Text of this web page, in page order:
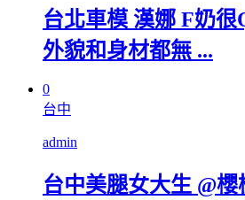
台北車模 漢娜 F奶很
外貌和身材都無 ...
0
台中
admin
台中美腿女大生 @櫻